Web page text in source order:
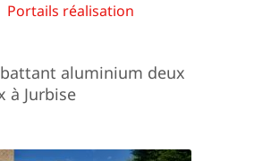
Portails réalisation
aluminium deux
à Jurbise